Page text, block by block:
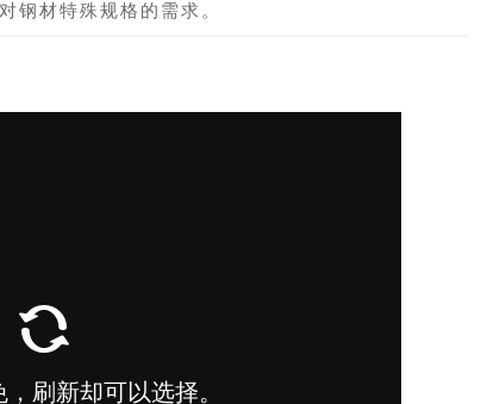
钢材特殊规格的需求。